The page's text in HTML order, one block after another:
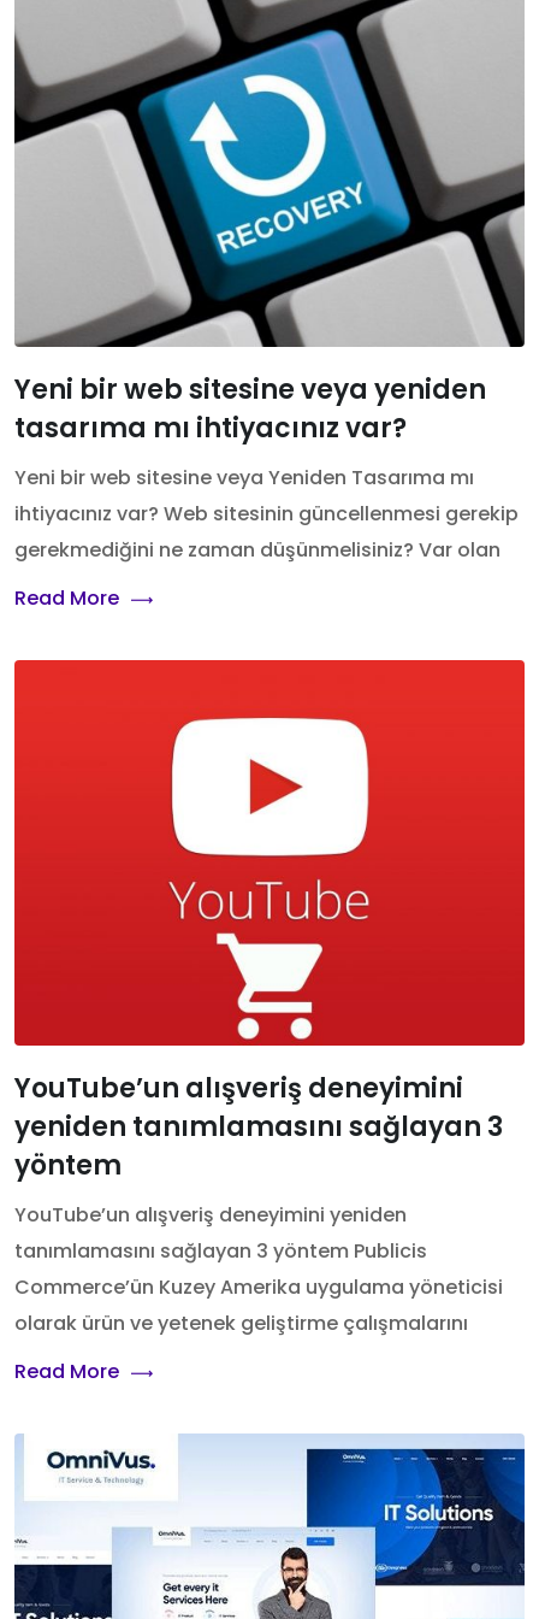
Yeni bir web sitesine veya yeniden
tasarıma mı ihtiyacınız var?
Yeni bir web sitesine veya Yeniden Tasarıma mı
ihtiyacınız var? Web sitesinin güncellenmesi gerekip
gerekmediğini ne zaman düşünmelisiniz? Var olan
Read More
YouTube’un alışveriş deneyimini
yeniden tanımlamasını sağlayan 3
yöntem
YouTube’un alışveriş deneyimini yeniden
tanımlamasını sağlayan 3 yöntem Publicis
Commerce’ün Kuzey Amerika uygulama yöneticisi
olarak ürün ve yetenek geliştirme çalışmalarını
Read More